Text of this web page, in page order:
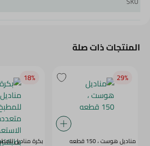
المنتجات ذات صلة
29‎%‎
مناديل هوست ، 150 قطعه
18‎%‎
بكرة مناديل